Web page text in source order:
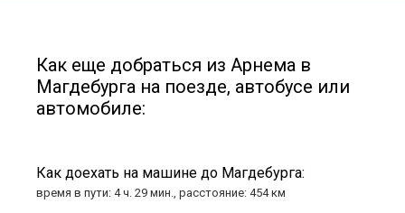
Как еще добраться из Арнема в
Магдебурга на поезде, автобусе или
автомобиле:
Как доехать на машине до Магдебурга:
время в пути: 4 ч. 29 мин., расстояние: 454 км